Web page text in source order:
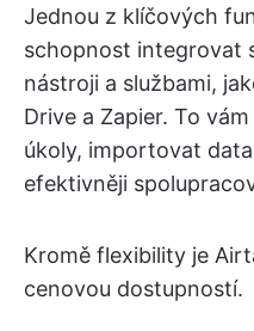
Jednou z klíčových
schopnost integrovat
nástroji a službami,
Drive a Zapier. To
úkoly, importovat
efektivněji
Kromě flexibility je
cenovou dostupností.